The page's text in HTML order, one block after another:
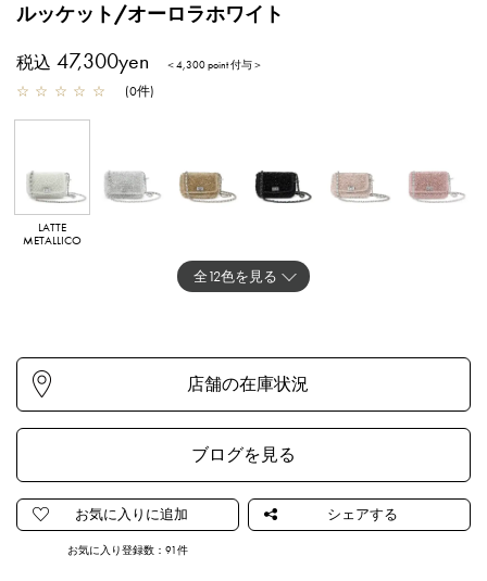
ルッケット/オーロラホワイト
税込 47,300yen ＜4,300 point 付与＞
☆ ☆ ☆ ☆ ☆ (0件)
LATTE
METALLICO
LATTE OPACO
ROSSO
ZAFFIRO
全12色を見る
ブログを見る
お気に入り登録数： 91件